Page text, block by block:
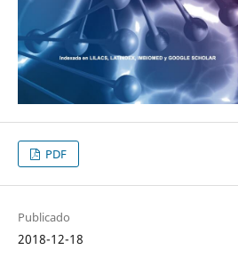
PDF
Publicado
2018-12-18